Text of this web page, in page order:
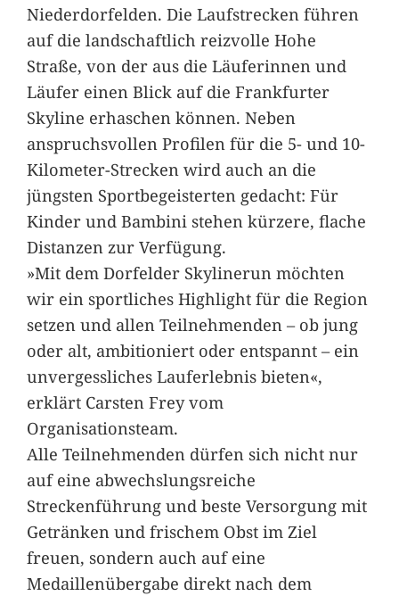
Niederdorfelden. Die Laufstrecken führen
auf die landschaftlich reizvolle Hohe
Straße, von der aus die Läuferinnen und
Läufer einen Blick auf die Frankfurter
Skyline erhaschen können. Neben
anspruchsvollen Profilen für die 5- und 10-
Kilometer-Strecken wird auch an die
jüngsten Sportbegeisterten gedacht: Für
Kinder und Bambini stehen kürzere, flache
Distanzen zur Verfügung.
»Mit dem Dorfelder Skylinerun möchten
wir ein sportliches Highlight für die Region
setzen und allen Teilnehmenden – ob jung
oder alt, ambitioniert oder entspannt – ein
unvergessliches Lauferlebnis bieten«,
erklärt Carsten Frey vom
Organisationsteam.
Alle Teilnehmenden dürfen sich nicht nur
auf eine abwechslungsreiche
Streckenführung und beste Versorgung mit
Getränken und frischem Obst im Ziel
freuen, sondern auch auf eine
Medaillenübergabe direkt nach dem